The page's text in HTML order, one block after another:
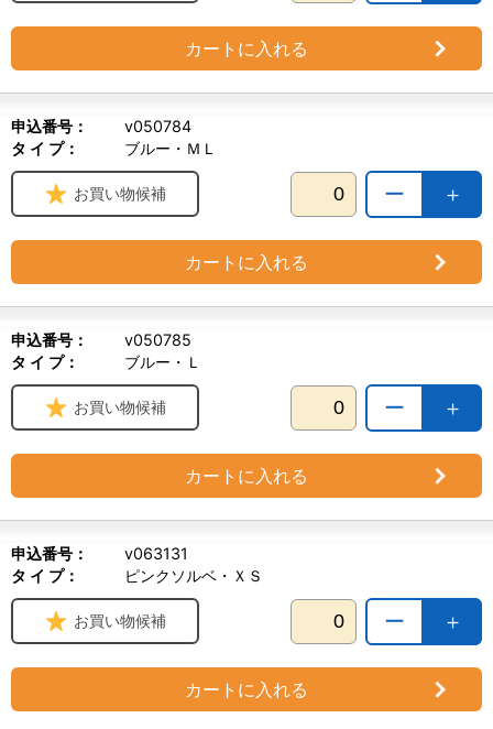
カートに入れる
申込番号：
v050784
タ イ プ：
ブルー・ＭＬ
＋
ー
お買い物候補
カートに入れる
申込番号：
v050785
タ イ プ：
ブルー・Ｌ
＋
ー
お買い物候補
カートに入れる
申込番号：
v063131
タ イ プ：
ピンクソルベ・ＸＳ
＋
ー
お買い物候補
カートに入れる